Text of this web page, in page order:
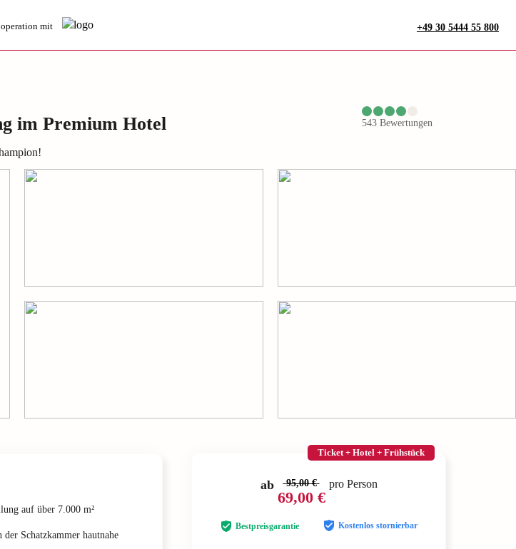
mit +49 30 5444 55 800
im Premium Hotel 543 Bewertungen
Ticket + Hotel + Frühstück
ab 95,00 €
69,00 €
pro Person
Bestpreisgarantie Kostenlos stornierbar
auf über 7.000 m²
der Schatzkammer hautnahe